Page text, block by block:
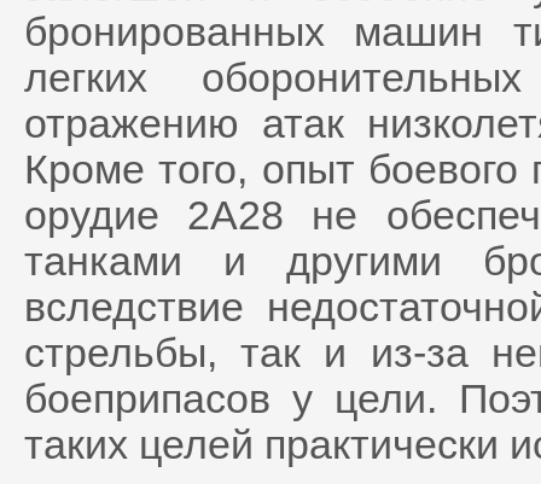
бронированных машин
легких
отражению атак
Кроме того, опыт
орудие 2А28 не
танками и другими
вследствие
стрельбы, так и из-за
боеприпасов у цели.
таких целей практически